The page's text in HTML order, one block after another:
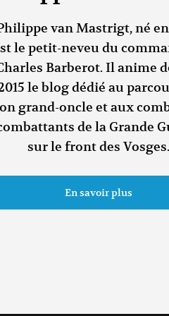
van Mastrigt, né en
le petit-neveu du
Barberot. Il anime
le blog dédié au
grand-oncle et aux
de la Grande
sur le front des Vosges.
En savoir plus